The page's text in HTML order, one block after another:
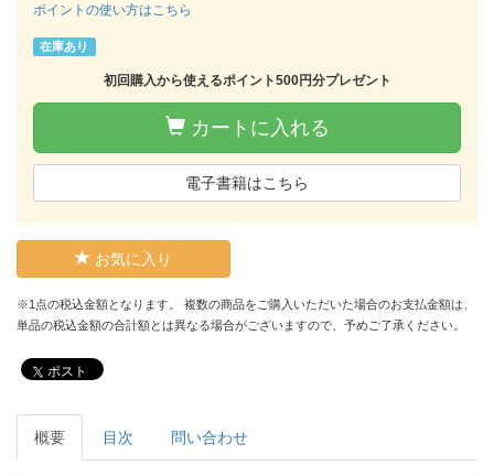
ポイントの使い方はこちら
在庫あり
初回購入から使えるポイント500円分プレゼント
カートに入れる
電子書籍はこちら
お気に入り
※1点の税込金額となります。 複数の商品をご購入いただいた場合のお支払金額は、
単品の税込金額の合計額とは異なる場合がございますので、予めご了承ください。
ポスト
概要 目次 問い合わせ